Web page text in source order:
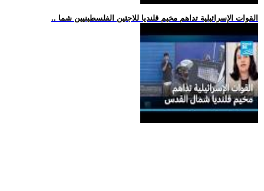
.. القوات الإسرائيلية تداهم مخيم قلنديا للاجئين الفلسطينيين شما